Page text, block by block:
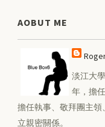
AOBUT ME
淡江大
年，擔
擔任執事、敬拜團主
立親密關係。